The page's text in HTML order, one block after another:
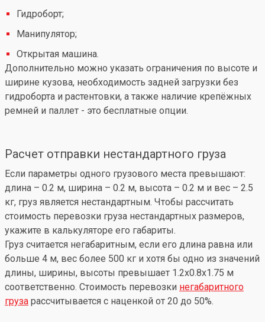
Гидроборт;
Манипулятор;
Открытая машина.
Дополнительно можно указать ограничения по высоте и
ширине кузова, необходимость задней загрузки без
гидроборта и растентовки, а также наличие крепёжных
ремней и паллет - это бесплатные опции.
Расчет отправки нестандартного груза
Если параметры одного грузового места превышают:
длина – 0.2 м, ширина – 0.2 м, высота – 0.2 м и вес – 2.5
кг, груз является нестандартным. Чтобы рассчитать
стоимость перевозки груза нестандартных размеров,
укажите в калькуляторе его габариты.
Груз считается негабаритным, если его длина равна или
больше 4 м, вес более 500 кг и хотя бы одно из значений
длины, ширины, высоты превышает 1.2x0.8x1.75 м
соответственно. Стоимость перевозки негабаритного
груза рассчитывается с наценкой от 20 до 50%.